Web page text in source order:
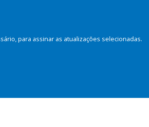
para assinar as atualizações selecionadas.